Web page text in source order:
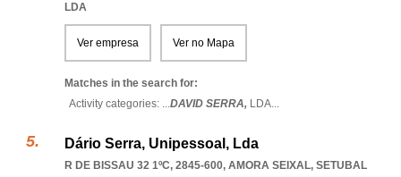
LDA
Ver empresa Ver no Mapa
Matches in the search for:
Activity categories: ...DAVID SERRA, LDA...
Dário Serra, Unipessoal, Lda
R DE BISSAU 32 1ºC, 2845-600, AMORA SEIXAL, SETUBAL